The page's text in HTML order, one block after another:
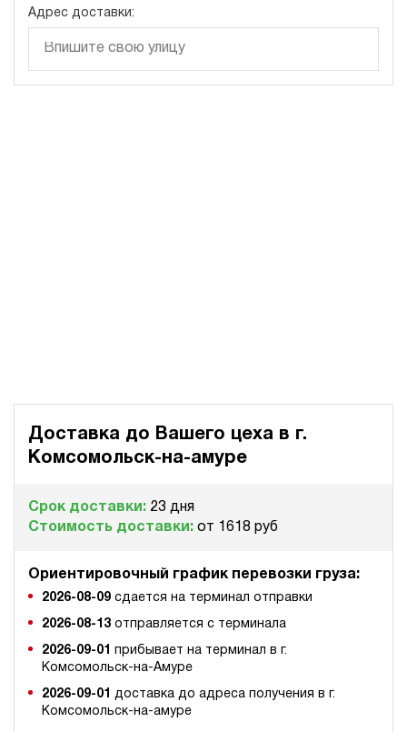
Адрес доставки:
Доставка до Вашего цеха в г.
Комсомольск-на-амуре
Срок доставки: 23 дня
Стоимость доставки: от 1618 руб
Ориентировочный график перевозки груза:
2026-08-09 сдается на терминал отправки
2026-08-13 отправляется с терминала
2026-09-01
прибывает на терминал в г.
Комсомольск-на-Амуре
2026-09-01
доставка до адреса получения в г.
Комсомольск-на-амуре